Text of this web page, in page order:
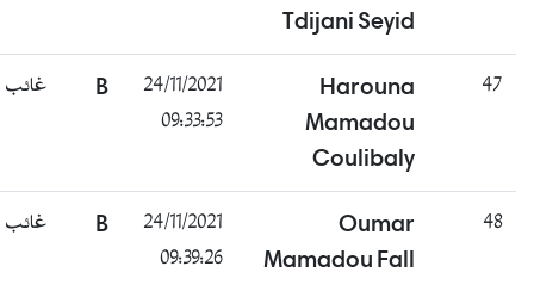
Tdijani Seyid
47
Harouna
Mamadou
Coulibaly
24/11/2021
09:33:53
B غائب
48
Oumar
Mamadou Fall
24/11/2021
09:39:26
B غائب